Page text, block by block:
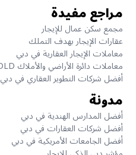
مراجع مفيدة
مجمع سكن عمال للإيجار
عقارات الإيجار بهدف التملك
معاملات الإيجار العقارية في دبي
معاملات دائرة الأراضي والأملاك DLD يومياً
أفضل شركات التطوير العقاري في دبي
مدونة
أفضل المدارس الهندية في دبي
أفضل شركات العقارات في دبي
أفضل الجامعات الأمريكية في دبي